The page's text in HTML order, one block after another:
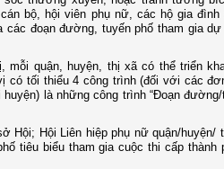
bộ, hội viên phụ nữ, các hộ gia đình
các đoạn đường, tuyến phố tham gia
quận, huyện, thị xã có thể triển
có tối thiểu 4 công trình (đối với các
là những công trình “Đoạn
Hội; Hội Liên hiệp phụ nữ quận/huyện/
tiêu biểu tham gia cuộc thi cấp thành